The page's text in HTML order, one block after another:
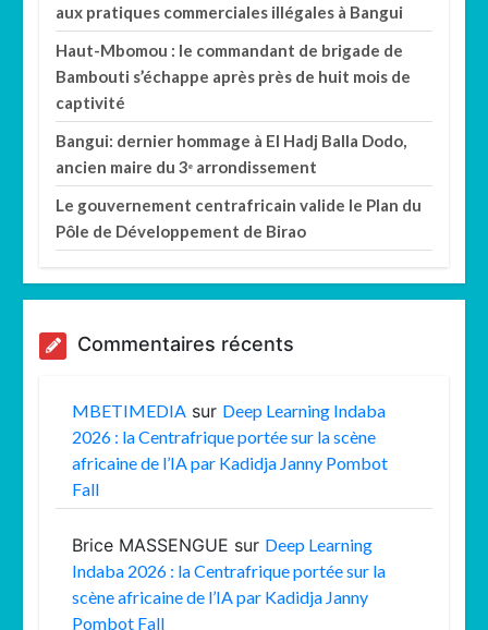
aux pratiques commerciales illégales à Bangui
Haut-Mbomou : le commandant de brigade de
Bambouti s’échappe après près de huit mois de
captivité
Bangui: dernier hommage à El Hadj Balla Dodo,
ancien maire du 3ᵉ arrondissement
Le gouvernement centrafricain valide le Plan du
Pôle de Développement de Birao
Commentaires récents
MBETIMEDIA sur Deep Learning Indaba
2026 : la Centrafrique portée sur la scène
africaine de l’IA par Kadidja Janny Pombot
Fall
Brice MASSENGUE sur Deep Learning
Indaba 2026 : la Centrafrique portée sur la
scène africaine de l’IA par Kadidja Janny
Pombot Fall